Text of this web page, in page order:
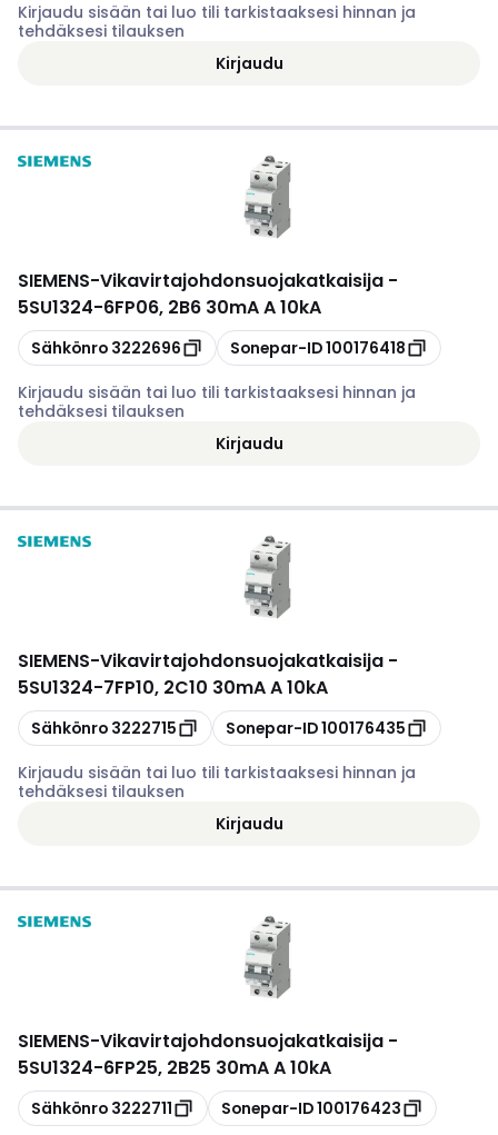
Kirjaudu sisään tai luo tili tarkistaaksesi hinnan ja
tehdäksesi tilauksen
Kirjaudu
SIEMENS-Vikavirtajohdonsuojakatkaisija -
5SU1324-6FP06, 2B6 30mA A 10kA
Kopioi
Sähkönro 3222696 Kopioi
Sonepar-ID100176418
Kirjaudu sisään tai luo tili tarkistaaksesi hinnan ja
tehdäksesi tilauksen
Kirjaudu
SIEMENS-Vikavirtajohdonsuojakatkaisija -
5SU1324-7FP10, 2C10 30mA A 10kA
Kopioi
Sähkönro 3222715 Kopioi
Sonepar-ID100176435
Kirjaudu sisään tai luo tili tarkistaaksesi hinnan ja
tehdäksesi tilauksen
Kirjaudu
SIEMENS-Vikavirtajohdonsuojakatkaisija -
5SU1324-6FP25, 2B25 30mA A 10kA
Kopioi
Sähkönro 3222711 Kopioi
Sonepar-ID100176423